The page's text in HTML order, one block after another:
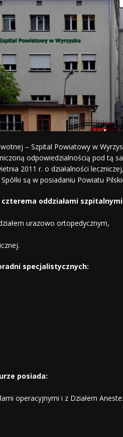
– Szpital Powiatowy w
odpowiedzialnością pod tą
2011 r. o działalności
są w posiadaniu Powiatu
oddziałami
urazowo ortopedycznym,
specjalistycznych:
posiada:
operacyjnymi i z Działem